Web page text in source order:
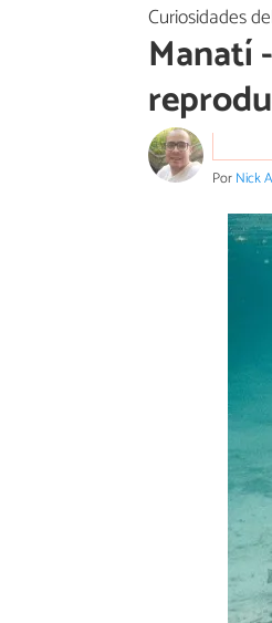
Curiosidades
Manatí
PorNick